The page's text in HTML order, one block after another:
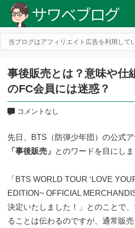
当ブログはアフィリエイト広告を利用して
事後販売とは？意味や仕
のFC会員には迷惑？
コメントなし
先日、BTS（防弾少年団）の公式ア
「事後販売」
とのワードを目にしま
「BTS WORLD TOUR ‘LOVE
EDITION~ OFFICIAL
決定いたしました！」とのことで
ることは伝わるのですが、通常販